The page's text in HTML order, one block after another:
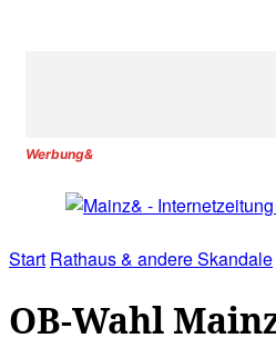
Werbung&
Start Rathaus & andere Skandale
OB-Wahl